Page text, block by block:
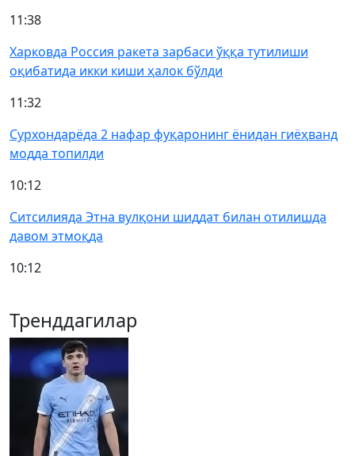
11:38
Харковда Россия ракета зарбаси ўққа тутилиши
оқибатида икки киши ҳалок бўлди
11:32
Сурхондарёда 2 нафар фуқаронинг ёнидан гиёҳванд
модда топилди
10:12
Ситсилияда Этна вулқони шиддат билан отилишда
давом этмоқда
10:12
Тренддагилар